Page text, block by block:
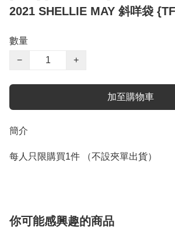
2021 SHELLIE MAY 斜咩袋
數量
−
+
加至購物車
簡介
每人只限購買1件 （不設夾單出貨）
你可能感興趣的商品